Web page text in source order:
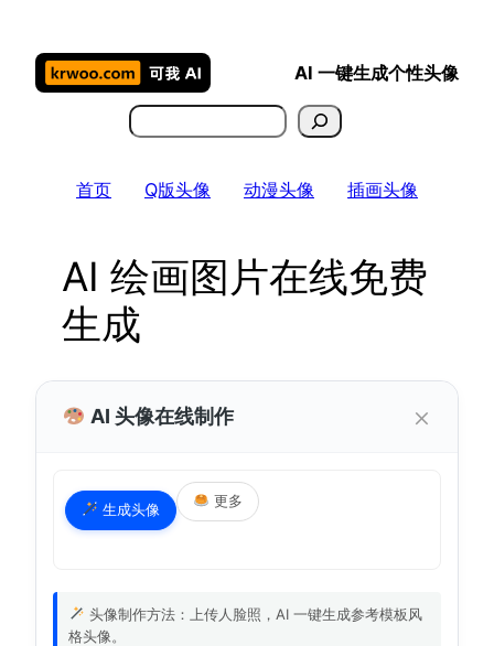
AI 一键生成个性头像
搜
索
首页 Q版头像 动漫头像 插画头像
AI 绘画图片在线免费
生成
AI 头像在线制作 ×
生成头像
更多
头像制作方法：上传人脸照，AI 一键生成参考模板风
格头像。